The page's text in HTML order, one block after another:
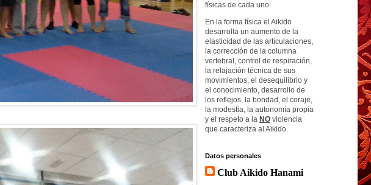
físicas de cada uno.
En la forma física el Aikido
desarrolla un aumento de la
elasticidad de las articulaciones,
la corrección de la columna
vertebral, control de respiración,
la relajación técnica de sus
movimientos, el desequilibrio y
el conocimiento, desarrollo de
los reflejos, la bondad, el coraje,
la modestia, la autonomía propia
y el respeto a la NO violencia
que caracteriza al Aikido.
Datos personales
Club Aikido Hanami